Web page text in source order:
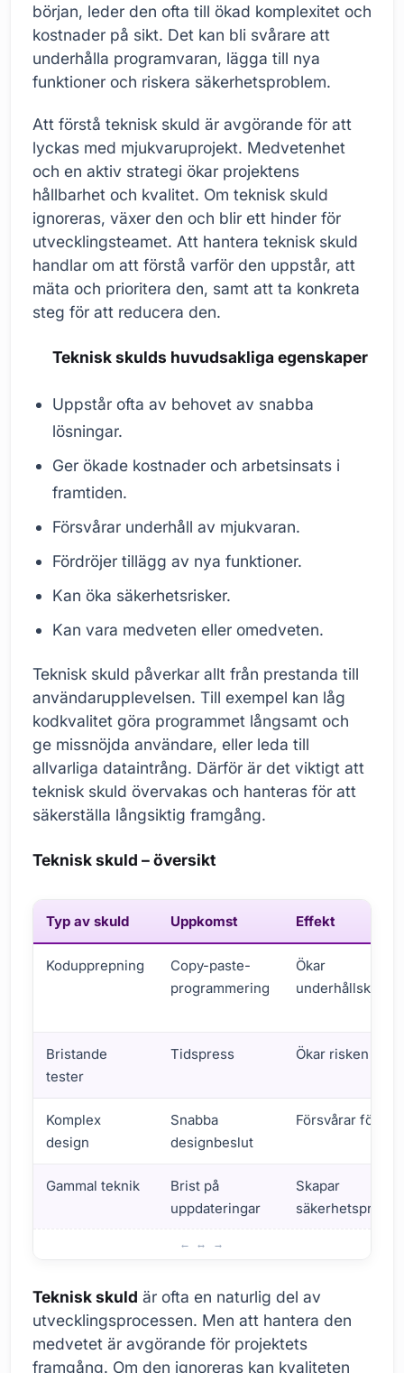
början, leder den ofta till ökad komplexitet och
kostnader på sikt. Det kan bli svårare att
underhålla programvaran, lägga till nya
funktioner och riskera säkerhetsproblem.
Att förstå teknisk skuld är avgörande för att
lyckas med mjukvaruprojekt. Medvetenhet
och en aktiv strategi ökar projektens
hållbarhet och kvalitet. Om teknisk skuld
ignoreras, växer den och blir ett hinder för
utvecklingsteamet. Att hantera teknisk skuld
handlar om att förstå varför den uppstår, att
mäta och prioritera den, samt att ta konkreta
steg för att reducera den.
Teknisk skulds huvudsakliga egenskaper
Uppstår ofta av behovet av snabba
lösningar.
Ger ökade kostnader och arbetsinsats i
framtiden.
Försvårar underhåll av mjukvaran.
Fördröjer tillägg av nya funktioner.
Kan öka säkerhetsrisker.
Kan vara medveten eller omedveten.
Teknisk skuld påverkar allt från prestanda till
användarupplevelsen. Till exempel kan låg
kodkvalitet göra programmet långsamt och
ge missnöjda användare, eller leda till
allvarliga dataintrång. Därför är det viktigt att
teknisk skuld övervakas och hanteras för att
säkerställa långsiktig framgång.
Teknisk skuld – översikt
Typ av skuld Uppkomst Effekt
Kodupprepning
Copy-paste-
programmering
Ökar
Bristande
tester
Tidspress Ökar risken för
Komplex
design
Snabba
designbeslut
Försvårar
Gammal teknik
Brist på
uppdateringar
Skapar
Teknisk skuld är ofta en naturlig del av
utvecklingsprocessen. Men att hantera den
medvetet är avgörande för projektets
framgång. Om den ignoreras kan kvaliteten